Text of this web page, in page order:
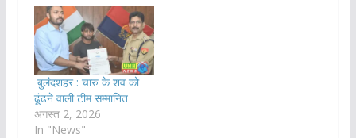
बुलंदशहर : चारु के शव को
ढूंढने वाली टीम सम्मानित
अगस्त 2, 2026
In "News"